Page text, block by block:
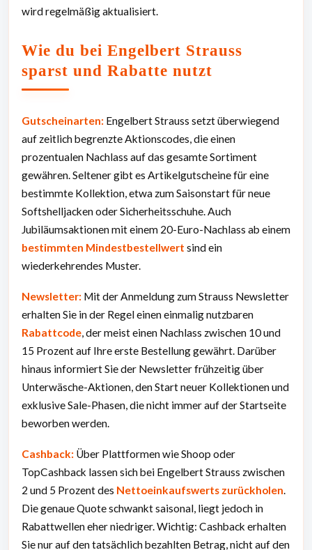
wird regelmäßig aktualisiert.
Wie du bei Engelbert Strauss
sparst und Rabatte nutzt
Gutscheinarten: Engelbert Strauss setzt überwiegend
auf zeitlich begrenzte Aktionscodes, die einen
prozentualen Nachlass auf das gesamte Sortiment
gewähren. Seltener gibt es Artikelgutscheine für eine
bestimmte Kollektion, etwa zum Saisonstart für neue
Softshelljacken oder Sicherheitsschuhe. Auch
Jubiläumsaktionen mit einem 20-Euro-Nachlass ab einem
bestimmten Mindestbestellwert sind ein
wiederkehrendes Muster.
Newsletter: Mit der Anmeldung zum Strauss Newsletter
erhalten Sie in der Regel einen einmalig nutzbaren
Rabattcode, der meist einen Nachlass zwischen 10 und
15 Prozent auf Ihre erste Bestellung gewährt. Darüber
hinaus informiert Sie der Newsletter frühzeitig über
Unterwäsche-Aktionen, den Start neuer Kollektionen und
exklusive Sale-Phasen, die nicht immer auf der Startseite
beworben werden.
Cashback: Über Plattformen wie Shoop oder
TopCashback lassen sich bei Engelbert Strauss zwischen
2 und 5 Prozent des Nettoeinkaufswerts zurückholen.
Die genaue Quote schwankt saisonal, liegt jedoch in
Rabattwellen eher niedriger. Wichtig: Cashback erhalten
Sie nur auf den tatsächlich bezahlten Betrag, nicht auf den